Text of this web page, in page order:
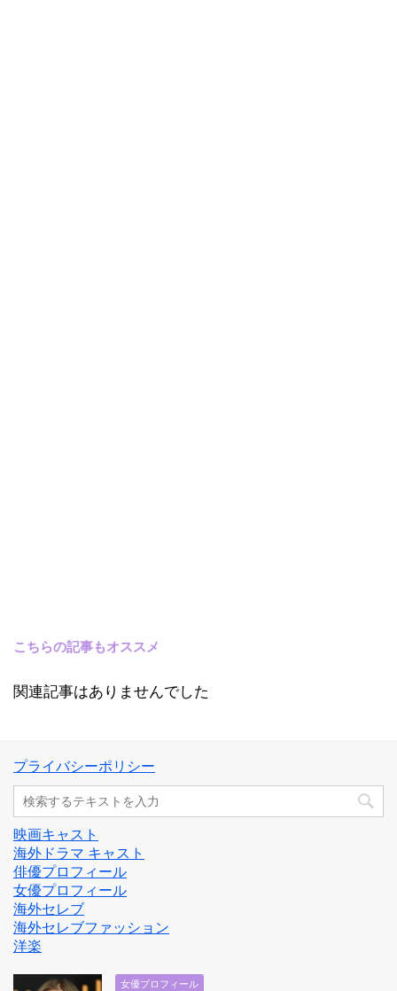
こちらの記事もオススメ
関連記事はありませんでした
プライバシーポリシー
映画キャスト
海外ドラマ キャスト
俳優プロフィール
女優プロフィール
海外セレブ
海外セレブファッション
洋楽
女優プロフィール